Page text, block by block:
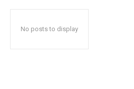
No posts to display